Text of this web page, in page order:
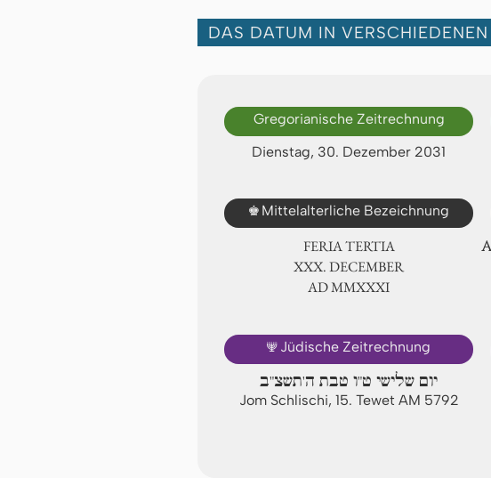
DAS DATUM IN
Gregorianische Zeitrechnung
Dienstag, 30. Dezember 2031
♚ Mittelalterliche Bezeichnung
FERIA TERTIA
ⅩⅩⅩ. DECEMBER
AD ⅯⅯⅩⅩⅪ
🕎 Jüdische Zeitrechnung
יום שלישי ט"ו טבת ה'תשצ"ב
Jom Schlischi, 15. Tewet AM 5792